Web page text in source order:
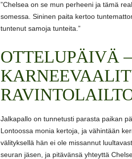
”Chelsea on se mun perheeni ja tämä
somessa. Sininen paita kertoo
tuntenut samoja tunteita.”
OTTELUPÄIVÄ –
Jalkapallo on tunnetusti parasta paikan
Lontoossa monia kertoja, ja vähintään
välityksellä hän ei ole missannut
seuran jäsen, ja pitävänsä yhteyttä